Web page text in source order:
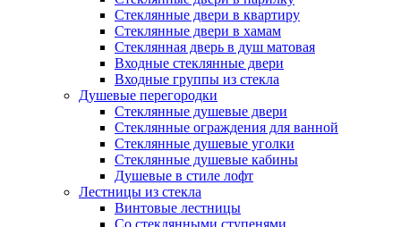
Стеклянные двери в квартиру
Стеклянные двери в хамам
Стеклянная дверь в душ матовая
Входные стеклянные двери
Входные группы из стекла
Душевые перегородки
Стеклянные душевые двери
Стеклянные ограждения для ванной
Стеклянные душевые уголки
Стеклянные душевые кабины
Душевые в стиле лофт
Лестницы из стекла
Винтовые лестницы
Со стеклянными ступенями